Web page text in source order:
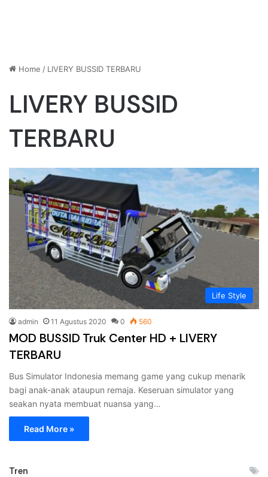
Home / LIVERY BUSSID TERBARU
LIVERY BUSSID
TERBARU
Life Style
admin 11 Agustus 2020 0 560
MOD BUSSID Truk Center HD + LIVERY
TERBARU
Bus Simulator Indonesia memang game yang cukup menarik
bagi anak-anak ataupun remaja. Keseruan simulator yang
seakan nyata membuat nuansa yang…
Read More »
Tren